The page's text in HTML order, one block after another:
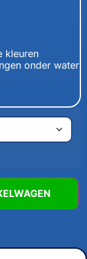
kleuren
onder water